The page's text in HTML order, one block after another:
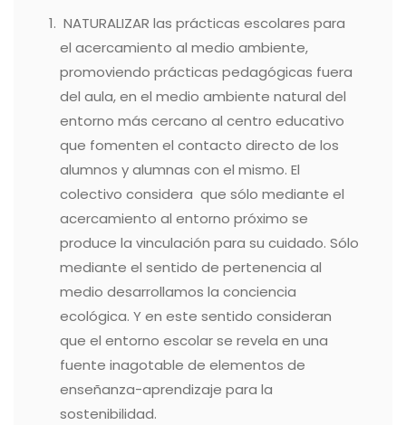
NATURALIZAR las prácticas escolares para
el acercamiento al medio ambiente,
promoviendo prácticas pedagógicas fuera
del aula, en el medio ambiente natural del
entorno más cercano al centro educativo
que fomenten el contacto directo de los
alumnos y alumnas con el mismo. El
colectivo considera que sólo mediante el
acercamiento al entorno próximo se
produce la vinculación para su cuidado. Sólo
mediante el sentido de pertenencia al
medio desarrollamos la conciencia
ecológica. Y en este sentido consideran
que el entorno escolar se revela en una
fuente inagotable de elementos de
enseñanza-aprendizaje para la
sostenibilidad.